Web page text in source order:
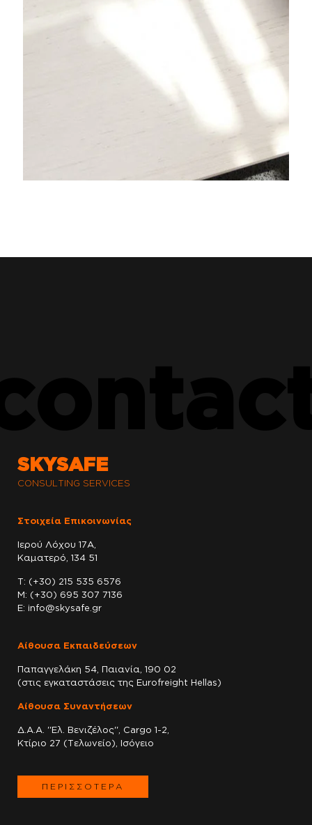
SKYSAFE
CONSULTING SERVICES
Στοιχεία Επικοινωνίας
Ιερού Λόχου 17Α,
Καματερό, 134 51
T: (+30) 215 535 6576
Μ: (+30) 695 307 7136
E: info@skysafe.gr
Αίθουσα Εκπαιδεύσεων
Παπαγγελάκη 54, Παιανία, 190 02
(στις εγκαταστάσεις της Eurofreight Hellas)
Αίθουσα Συναντήσεων
Δ.Α.Α. ''Ελ. Βενιζέλος'', Cargo 1-2,
Κτίριο 27 (Τελωνείο), Ισόγειο
ΠΕΡΙΣΣΟΤΕΡΑ